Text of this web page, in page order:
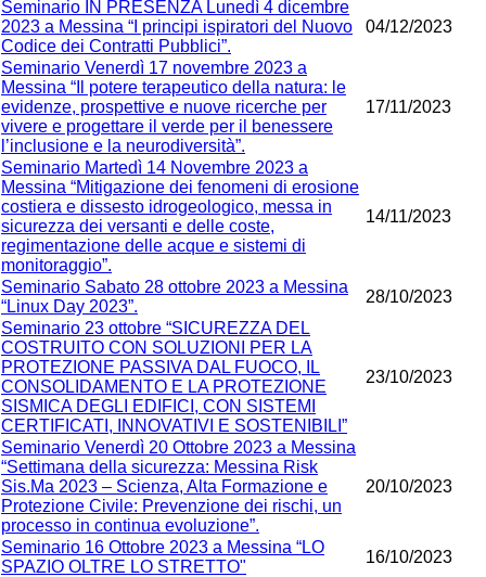
Seminario IN PRESENZA Lunedì 4 dicembre
2023 a Messina “I principi ispiratori del Nuovo
Codice dei Contratti Pubblici”.
04/12/2023
Seminario Venerdì 17 novembre 2023 a
Messina “Il potere terapeutico della natura: le
evidenze, prospettive e nuove ricerche per
vivere e progettare il verde per il benessere
l’inclusione e la neurodiversità”.
17/11/2023
Seminario Martedì 14 Novembre 2023 a
Messina “Mitigazione dei fenomeni di erosione
costiera e dissesto idrogeologico, messa in
sicurezza dei versanti e delle coste,
regimentazione delle acque e sistemi di
monitoraggio”.
14/11/2023
Seminario Sabato 28 ottobre 2023 a Messina
“Linux Day 2023”.
28/10/2023
Seminario 23 ottobre “SICUREZZA DEL
COSTRUITO CON SOLUZIONI PER LA
PROTEZIONE PASSIVA DAL FUOCO, IL
CONSOLIDAMENTO E LA PROTEZIONE
SISMICA DEGLI EDIFICI, CON SISTEMI
CERTIFICATI, INNOVATIVI E SOSTENIBILI”
23/10/2023
Seminario Venerdì 20 Ottobre 2023 a Messina
“Settimana della sicurezza: Messina Risk
Sis.Ma 2023 – Scienza, Alta Formazione e
Protezione Civile: Prevenzione dei rischi, un
processo in continua evoluzione”.
20/10/2023
Seminario 16 Ottobre 2023 a Messina “LO
SPAZIO OLTRE LO STRETTO"
16/10/2023